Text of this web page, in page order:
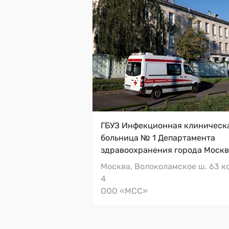
ГБУЗ Инфекционная
больница № 1 Департамента
здравоохранения города
Москва, Волоколамское ш. 63
4
ООО «МСС»